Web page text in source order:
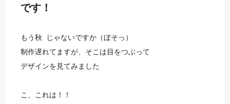
です！
もう秋 じゃないですか（ぼそっ）
制作遅れてますが、そこは目をつぶって
デザインを見てみました
こ、これは！！